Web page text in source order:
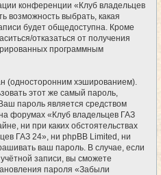
конференции «Клуб владельцев
возможность выбрать, какая
будет общедоступна. Кроме
отказаться от получения
программным
(односторонним хэшированием).
этот же самый пароль,
пароль является средством
форумах «Клуб владельцев ГАЗ
ни при каких обстоятельствах
ГАЗ 24», ни phpBB Limited, ни
ваш пароль. В случае, если
записи, вы сможете
пароля «Забыли